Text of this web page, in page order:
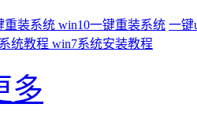
重装系统 win10一键重装系统 一键
统教程 win7系统安装教程
多